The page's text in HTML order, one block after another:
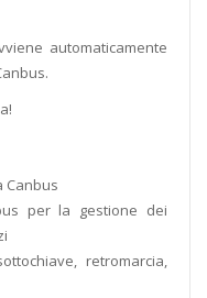
automaticamente
Canbus
per la gestione dei
retromarcia,